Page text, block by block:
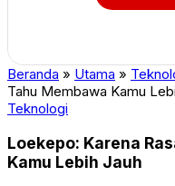
Beranda » Utama »
Tahu Membawa Kamu
Teknologi
Loekepo: Karena
Kamu Lebih Jauh